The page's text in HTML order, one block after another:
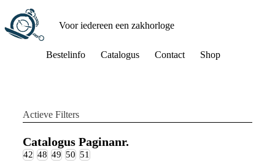
Voor iedereen een zakhorloge
Bestelinfo Catalogus Contact Shop
Actieve Filters
Catalogus Paginanr.
42 48 49 50 51